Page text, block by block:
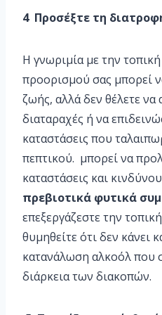
4 Προσέξτε τη
Η γνωριμία με την
προορισμού σας μπορεί
ζωής, αλλά δεν θέλετε να
διαταραχές ή να
καταστάσεις που
πεπτικού. μπορεί να
καταστάσεις και
πρεβιοτικά φυτικά
επεξεργάζεστε την
θυμηθείτε ότι δεν κάνει
κατανάλωση αλκοόλ που
διάρκεια των διακοπών.